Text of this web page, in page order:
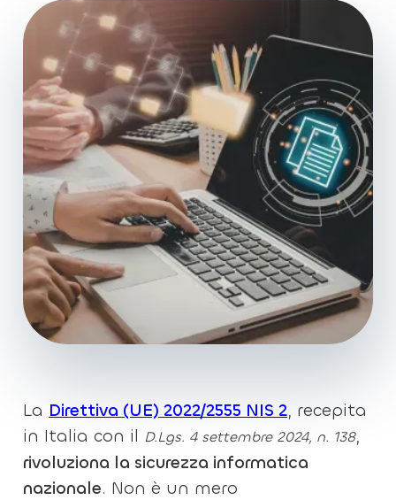
La Direttiva (UE) 2022/2555 NIS 2, recepita
in Italia con il D.Lgs. 4 settembre 2024, n. 138,
rivoluziona la sicurezza informatica
nazionale. Non è un mero